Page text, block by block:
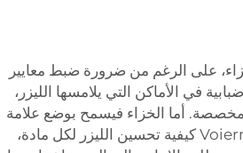
على الرغم من ضرورة ضبط معايير
في الأماكن التي يلامسها الليزر،
أما الخزاء فيسمح بوضع علامة
دائمة وواضحة لا تتلاشى. نحن نعرف في Voiern كيفية تحسين الليزر لكل مادة،